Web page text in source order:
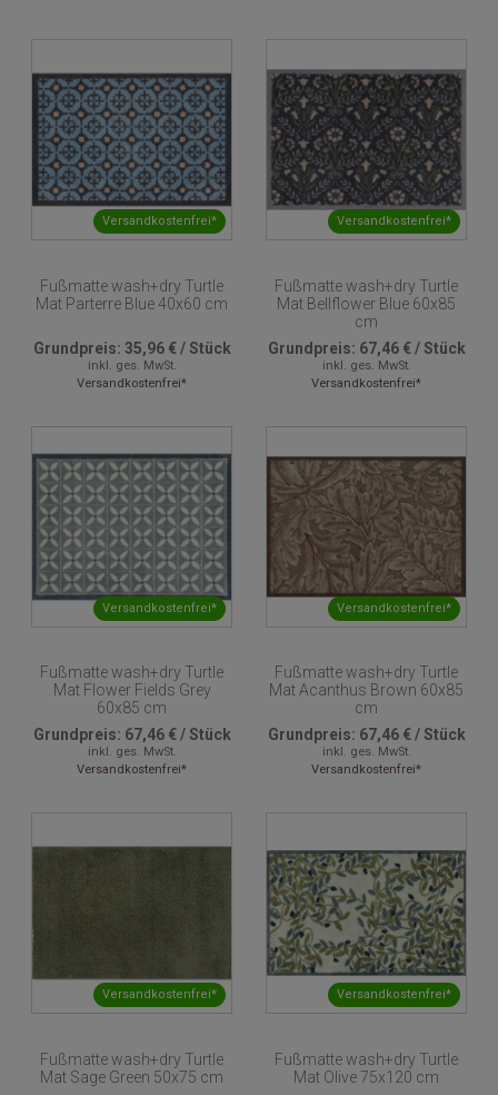
Versandkostenfrei*
Fußmatte wash+dry Turtle
Mat Parterre Blue 40x60 cm
Grundpreis: 35,96 €/Stück
inkl. ges. MwSt.
Versandkostenfrei*
Versandkostenfrei*
Fußmatte wash+dry Turtle
Mat Bellflower Blue 60x85
cm
Grundpreis: 67,46 €/Stück
inkl. ges. MwSt.
Versandkostenfrei*
Versandkostenfrei*
Fußmatte wash+dry Turtle
Mat Flower Fields Grey
60x85 cm
Grundpreis: 67,46 €/Stück
inkl. ges. MwSt.
Versandkostenfrei*
Versandkostenfrei*
Fußmatte wash+dry Turtle
Mat Acanthus Brown 60x85
cm
Grundpreis: 67,46 €/Stück
inkl. ges. MwSt.
Versandkostenfrei*
Versandkostenfrei*
Fußmatte wash+dry Turtle
Mat Sage Green 50x75 cm
Versandkostenfrei*
Fußmatte wash+dry Turtle
Mat Olive 75x120 cm